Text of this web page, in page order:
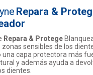
Repara &
Repara & Protege
sensibles de los
una capa protectora más
y además ayuda a
dientes.